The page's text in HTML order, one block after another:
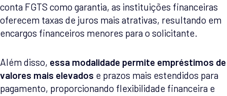
conta FGTS como garantia, as instituições financeiras
oferecem taxas de juros mais atrativas, resultando em
encargos financeiros menores para o solicitante.
Além disso, essa modalidade permite empréstimos de
valores mais elevados e prazos mais estendidos para
pagamento, proporcionando flexibilidade financeira e